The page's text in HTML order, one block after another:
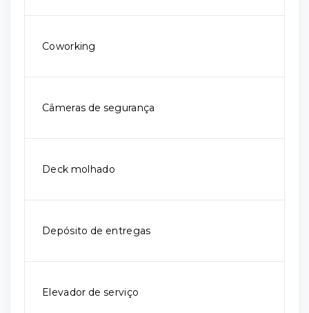
Coworking
Câmeras de segurança
Deck molhado
Depósito de entregas
Elevador de serviço